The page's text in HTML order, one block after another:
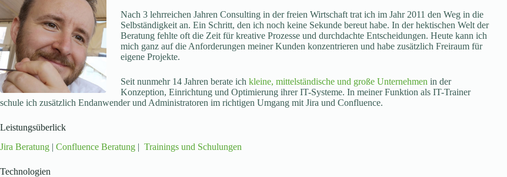
Nach 3 lehrreichen Jahren Consulting in der freien Wirtschaft trat ich im Jahr 2011 den Weg in die
Selbständigkeit an. Ein Schritt, den ich noch keine Sekunde bereut habe. In der hektischen Welt der
Beratung fehlte oft die Zeit für kreative Prozesse und durchdachte Entscheidungen. Heute kann ich
mich ganz auf die Anforderungen meiner Kunden konzentrieren und habe zusätzlich Freiraum für
eigene Projekte.
Seit nunmehr 14 Jahren berate ich kleine, mittelständische und große Unternehmen in der
Konzeption, Einrichtung und Optimierung ihrer IT-Systeme. In meiner Funktion als IT-Trainer
schule ich zusätzlich Endanwender und Administratoren im richtigen Umgang mit Jira und Confluence.
Leistungsüberlick
Jira Beratung | Confluence Beratung | Trainings und Schulungen
Technologien